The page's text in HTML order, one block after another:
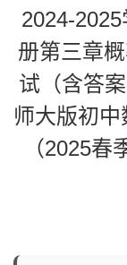
2024-
册第三章
试（含答
师大版初
（2025